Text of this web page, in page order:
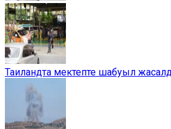
Таиландта мектепте шабуыл